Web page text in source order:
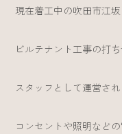
現在着工中の吹田市江
ビルテナント工事の打
スタッフとして運営さ
コンセントや照明など